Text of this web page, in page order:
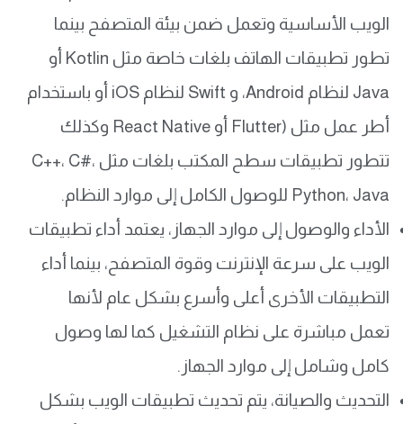
الويب الأساسية وتعمل ضمن بيئة المتصفح بينما
تطور تطبيقات الهاتف بلغات خاصة مثل Kotlin أو
Java لنظام Android، و Swift لنظام iOS أو باستخدام
أطر عمل مثل (Flutter أو React Native وكذلك
تتطور تطبيقات سطح المكتب بلغات مثل C++، C#،
Python، Java للوصول الكامل إلى موارد النظام.
الأداء والوصول إلى موارد الجهاز، يعتمد أداء تطبيقات
الويب على سرعة الإنترنت وقوة المتصفح، بينما أداء
التطبيقات الأخرى أعلى وأسرع بشكل عام لأنها
تعمل مباشرة على نظام التشغيل كما لها وصول
كامل وشامل إلى موارد الجهاز.
التحديث والصيانة، يتم تحديث تطبيقات الويب بشكل